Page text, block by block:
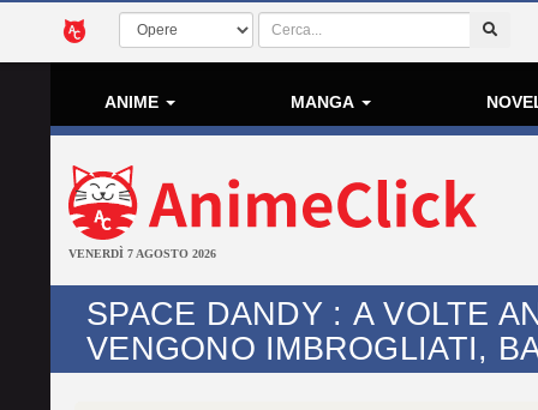
ANIME MANGA
VENERDÌ 7 AGOSTO 2026
SPACE DANDY : A VOLTE
VENGONO IMBROGLIATI,